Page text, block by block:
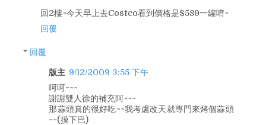
回2樓~今天早上去Costco看到價格是$589一罐唷~
回覆
回覆
版主 9/12/2009 3:55 下午
呵呵~~~
謝謝雙人徐的補充阿~~~
那蒜頭真的很好吃~~我考慮改天就專門來烤個蒜頭
~~(摸下巴)